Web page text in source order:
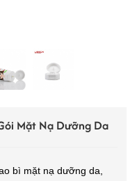
Mặt Nạ Dưỡng Da
bì mặt nạ dưỡng da,